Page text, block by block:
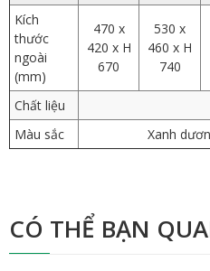
Kích
thước
ngoài
(mm)
470 x
420 x H
670
530 x
460 x H
740
Chất liệu
Màu sắc
Xanh
CÓ THỂ BẠN